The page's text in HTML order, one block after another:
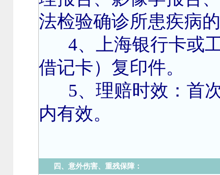
法检验确诊所患疾病
4、上海银行卡或
借记卡）复印件。
5、理赔时效：首
内有效。
四、 意外伤害、重残保障：